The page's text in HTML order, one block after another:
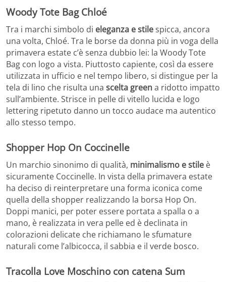
Woody Tote Bag Chloé
Tra i marchi simbolo di eleganza e stilespicca, ancora
una volta, Chloé. Tra le borse da donna più in voga della
primavera estate c’è senza dubbio lei: la Woody Tote
Bag con logo a vista. Piuttosto capiente, così da essere
utilizzata in ufficio e nel tempo libero, si distingue per la
tela di lino che risulta una scelta greena ridotto impatto
sull’ambiente. Strisce in pelle di vitello lucida e logo
lettering ripetuto danno un tocco audace ma autentico
allo stesso tempo.
Shopper Hop On Coccinelle
Un marchio sinonimo di qualità, minimalismo e stile è
sicuramente Coccinelle. In vista della primavera estate
ha deciso di reinterpretare una forma iconica come
quella della shopper realizzando la borsa Hop On.
Doppi manici, per poter essere portata a spalla o a
mano, è realizzata in vera pelle ed è declinata in
colorazioni delicate che richiamano le sfumature
naturali come l’albicocca, il sabbia e il verde bosco.
Tracolla Love Moschino con catena Sum